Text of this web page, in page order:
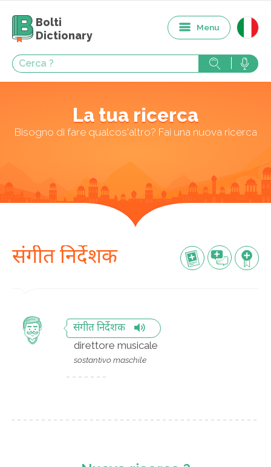
Bolti
Dictionary
Menu
La tua ricerca
Bisogno di fare qualcos'altro? Fai una nuova ricerca
संगीत निर्देशक
संगीत निर्देशक
direttore musicale
sostantivo maschile